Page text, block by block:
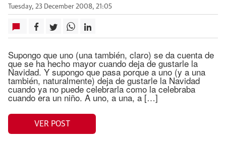
Tuesday, 23 December 2008, 21:05
Supongo que uno (una también, claro) se da cuenta de
que se ha hecho mayor cuando deja de gustarle la
Navidad. Y supongo que pasa porque a uno (y a una
también, naturalmente) deja de gustarle la Navidad
cuando ya no puede celebrarla como la celebraba
cuando era un niño. A uno, a una, a […]
VER POST